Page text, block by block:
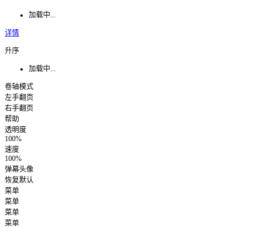
加载中...
详情
升序
加载中...
卷轴模式
左手翻页
右手翻页
帮助
透明度
100%
速度
100%
弹幕头像
恢复默认
菜单
菜单
菜单
菜单